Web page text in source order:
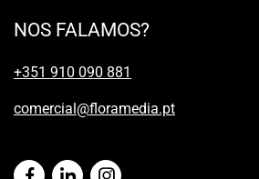
NOS FALAMOS?
+351 910 090 881
comercial@floramedia.pt